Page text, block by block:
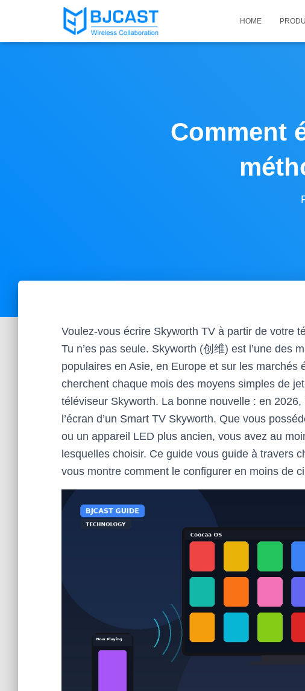
HOME
Comment
Voulez-vous écrire Skyworth TV à partir de votre
Tu n’es pas seule. Skyworth (创维) est l’une des
populaires en Asie, en Europe et sur les marchés
cherchent chaque mois des moyens simples de
téléviseur Skyworth. La bonne nouvelle : en
l’écran d’un Smart TV Skyworth. Que vous
ou un appareil LED plus ancien, vous avez au
lesquelles choisir. Ce guide vous guide à travers
vous montre comment le configurer en moins de